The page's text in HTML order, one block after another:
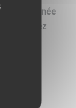
erronée
vous voulez